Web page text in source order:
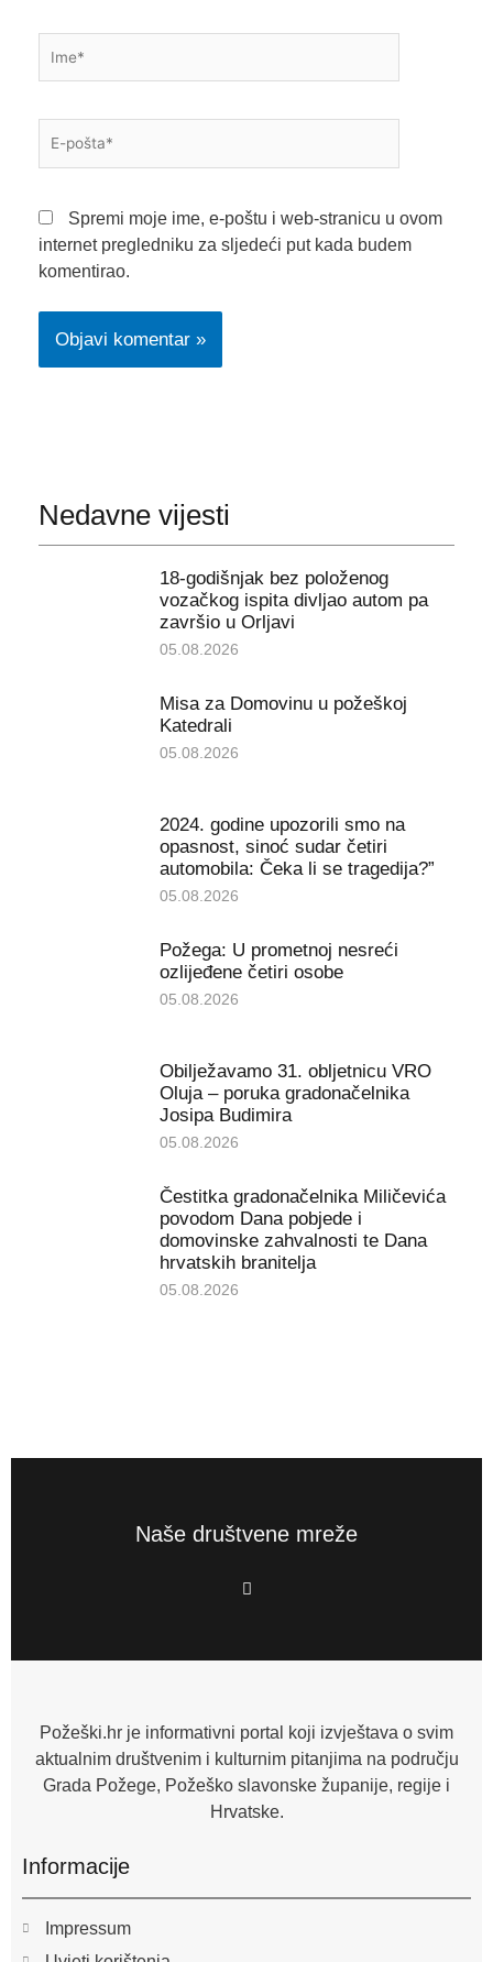
pošta*
Spremi moje ime, e-poštu i web-stranicu u ovom
internet pregledniku za sljedeći put kada budem
komentirao.
Nedavne vijesti
18-godišnjak bez položenog
vozačkog ispita divljao autom pa
završio u Orljavi
05.08.2026
Misa za Domovinu u požeškoj
Katedrali
05.08.2026
2024. godine upozorili smo na
opasnost, sinoć sudar četiri
automobila: Čeka li se tragedija?”
05.08.2026
Požega: U prometnoj nesreći
ozlijeđene četiri osobe
05.08.2026
Obilježavamo 31. obljetnicu VRO
Oluja – poruka gradonačelnika
Josipa Budimira
05.08.2026
Čestitka gradonačelnika Miličevića
povodom Dana pobjede i
domovinske zahvalnosti te Dana
hrvatskih branitelja
05.08.2026
Naše društvene mreže
F
a
o
f
Požeški.hr je informativni portal koji izvještava o svim
aktualnim društvenim i kulturnim pitanjima na području
Grada Požege, Požeško slavonske županije, regije i
Hrvatske.
Informacije
Impressum